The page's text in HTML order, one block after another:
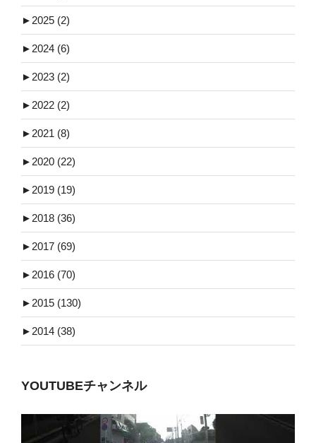
► 2025 (2)
► 2024 (6)
► 2023 (2)
► 2022 (2)
► 2021 (8)
► 2020 (22)
► 2019 (19)
► 2018 (36)
► 2017 (69)
► 2016 (70)
► 2015 (130)
► 2014 (38)
YOUTUBEチャンネル